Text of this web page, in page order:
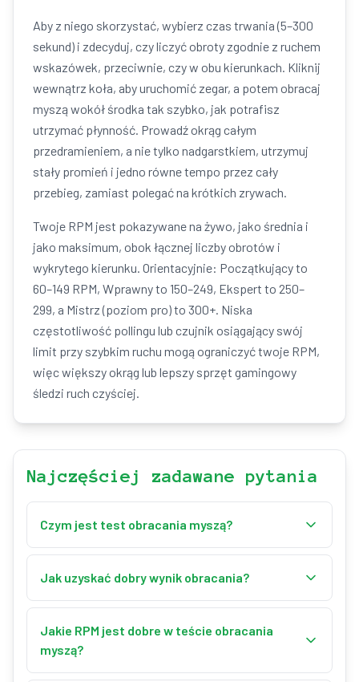
Aby z niego skorzystać, wybierz czas trwania (5–300
sekund) i zdecyduj, czy liczyć obroty zgodnie z ruchem
wskazówek, przeciwnie, czy w obu kierunkach. Kliknij
wewnątrz koła, aby uruchomić zegar, a potem obracaj
myszą wokół środka tak szybko, jak potrafisz
utrzymać płynność. Prowadź okrąg całym
przedramieniem, a nie tylko nadgarstkiem, utrzymuj
stały promień i jedno równe tempo przez cały
przebieg, zamiast polegać na krótkich zrywach.
Twoje RPM jest pokazywane na żywo, jako średnia i
jako maksimum, obok łącznej liczby obrotów i
wykrytego kierunku. Orientacyjnie: Początkujący to
60–149 RPM, Wprawny to 150–249, Ekspert to 250–
299, a Mistrz (poziom pro) to 300+. Niska
częstotliwość pollingu lub czujnik osiągający swój
limit przy szybkim ruchu mogą ograniczyć twoje RPM,
więc większy okrąg lub lepszy sprzęt gamingowy
śledzi ruch czyściej.
Najczęściej zadawane pytania
Czym jest test obracania myszą?
Test obracania myszą mierzy, jak szybko obracasz
myszą w kółko, podawane w RPM (obroty na
podczas testu na czas, pokazując RPM na żywo,
średnie i maksymalne wraz z rangą umiejętności.
Jak uzyskać dobry wynik obracania?
Obracaj płynnie wokół środka pola, używaj całego
ramienia zamiast samego nadgarstka, utrzymuj
stały promień okręgu i równe tempo przez cały
Jakie RPM jest dobre w teście obracania
myszą?